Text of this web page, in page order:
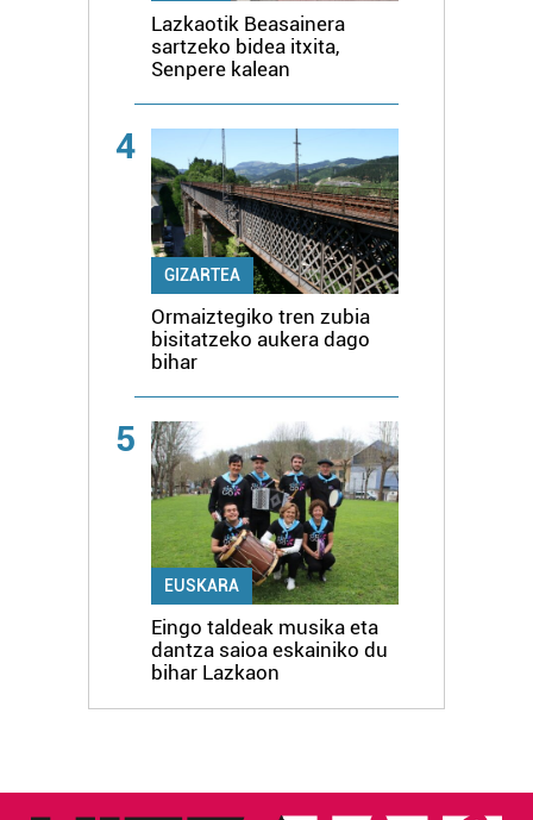
Lazkaotik Beasainera
sartzeko bidea itxita,
Senpere kalean
4
GIZARTEA
Ormaiztegiko tren zubia
bisitatzeko aukera dago
bihar
5
EUSKARA
Eingo taldeak musika eta
dantza saioa eskainiko du
bihar Lazkaon